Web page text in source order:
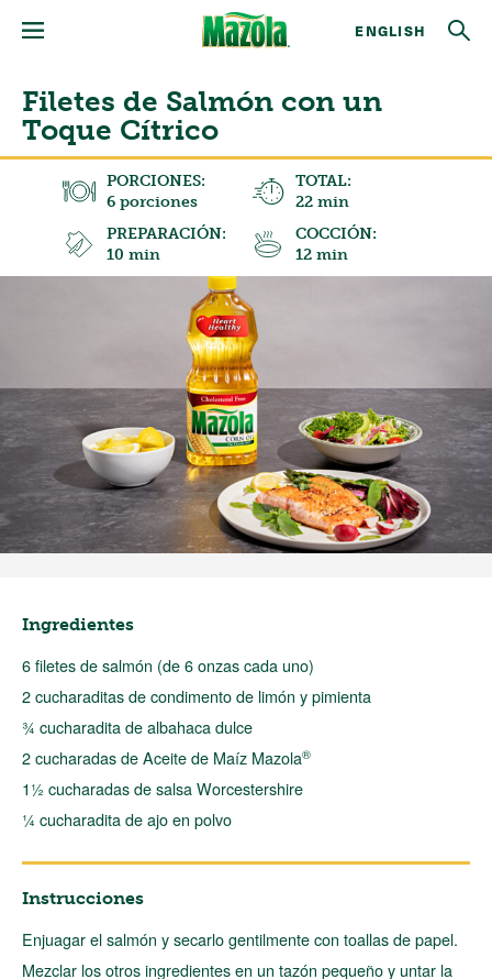
ENGLISH
Filetes de Salmón con un
Toque Cítrico
PORCIONES:
6 porciones
TOTAL:
22 min
PREPARACIÓN:
10 min
COCCIÓN:
12 min
Ingredientes
6 filetes de salmón (de 6 onzas cada uno)
2 cucharaditas de condimento de limón y pimienta
¾ cucharadita de albahaca dulce
2 cucharadas de Aceite de Maíz Mazola®
1½ cucharadas de salsa Worcestershire
¼ cucharadita de ajo en polvo
Instrucciones
Enjuagar el salmón y secarlo gentilmente con toallas de papel.
Mezclar los otros ingredientes en un tazón pequeño y untar la